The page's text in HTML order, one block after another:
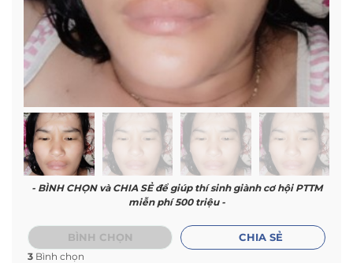
- BÌNH CHỌN và CHIA SẺ để giúp thí sinh giành cơ hội PTTM
miễn phí 500 triệu -
BÌNH CHỌN
3 Bình chọn
CHIA SẺ